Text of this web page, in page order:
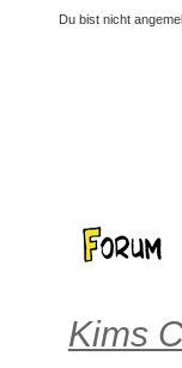
Du bist nicht
Kims